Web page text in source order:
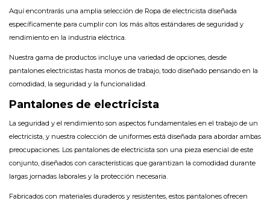
Aquí encontrarás una amplia selección de Ropa de electricista diseñada
específicamente para cumplir con los más altos estándares de seguridad y
rendimiento en la industria eléctrica.
Nuestra gama de productos incluye una variedad de opciones, desde
pantalones electricistas hasta monos de trabajo, todo diseñado pensando en la
comodidad, la seguridad y la funcionalidad.
Pantalones de electricista
La seguridad y el rendimiento son aspectos fundamentales en el trabajo de un
electricista, y nuestra colección de uniformes está diseñada para abordar ambas
preocupaciones. Los pantalones de electricista son una pieza esencial de este
conjunto, diseñados con características que garantizan la comodidad durante
largas jornadas laborales y la protección necesaria.
Fabricados con materiales duraderos y resistentes, estos pantalones ofrecen